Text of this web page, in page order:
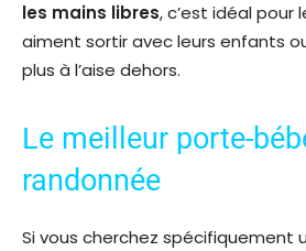
les mains libres, c’est idéal pour
aiment sortir avec leurs enfants
plus à l’aise dehors.
Le meilleur porte-
randonnée
Si vous cherchez spécifiquement